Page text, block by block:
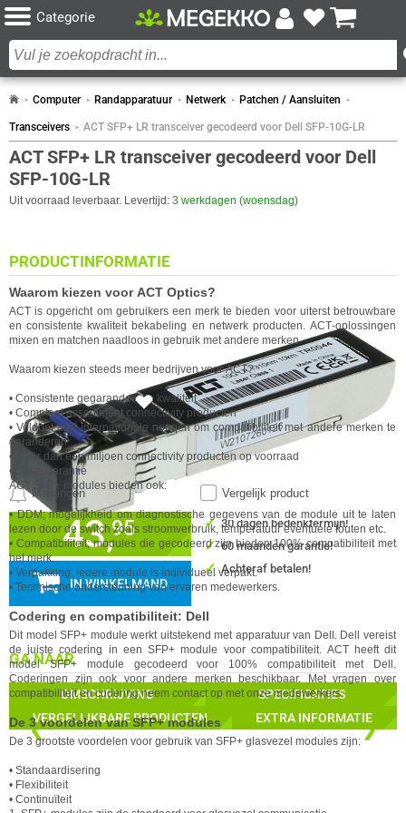
Categorie
Computer Randapparatuur Netwerk Patchen / Aansluiten
Transceivers ACT SFP+ LR transceiver gecodeerd voor Dell SFP-10G-LR
ACT SFP+ LR transceiver gecodeerd voor Dell
SFP-10G-LR
Uit voorraad leverbaar. Levertijd: 3 werkdagen (woensdag)
❮ ❯
43,95
IN WINKELMAND
✓ 30 dagen bedenktermijn!
✓ 60 maanden garantie!
✓ Achteraf betalen!
Vergelijk product
Meldingen
GA NAAR
OMSCHRIJVING
SPECIFICATIES
VERGELIJKBARE PRODUCTEN
EXTRA INFORMATIE
PRODUCTINFORMATIE
Waarom kiezen voorACT Optics?
ACT is opgericht om gebruikers een merk te bieden voor uiterst betrouwbare
en consistente kwaliteit bekabeling en netwerk producten. ACT-oplossingen
mixen en matchen naadloos in gebruik met andere merken.
Waarom kiezen steeds meer bedrijven voorACT?
• Consistente gegarandeerde kwaliteit
• Compleet assortiment connectivity producten
• Voldoet aan internationale normen om compatibiliteit met andere merken te
garanderen
• Meer dan een miljoen connectivity producten op voorraad
• 5 jaar garantie
ACT
SFP+ modules bieden ook:
• DDM; mogelijkheid om diagnostische gegevens van de module uit te laten
lezen door de switch zoals stroomverbruik, temperatuur eventuele fouten etc.
• Compatibiliteit; modules die gecodeerd zijn bieden 100% compatibiliteit met
het merk.
• Verpakking; iedere module is individueel verpakt.
• Technische ondersteuning van ervaren medewerkers.
Codering en compatibiliteit: Dell
Dit model SFP+ module werkt uitstekend met apparatuur van Dell. Dell vereist
de juiste codering in een SFP+ module voor compatibiliteit. ACT heeft dit
model SFP+ module gecodeerd voor 100% compatibiliteit met Dell.
Coderingen zijn ook voor andere merken beschikbaar. Met vragen over
compatibiliteit en codering neem contact op met onze medewerkers.
De 3 voordelen van SFP+ modules
De 3 grootste voordelen voor gebruik van SFP+ glasvezel modules zijn:
• Standaardisering
• Flexibiliteit
• Continuïteit